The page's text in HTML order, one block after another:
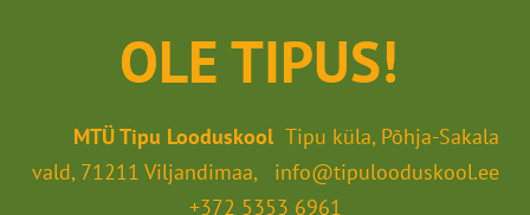
OLE TIPUS!
MTÜ Tipu Looduskool Tipu küla, Põhja-Sakala
vald, 71211 Viljandimaa, info@tipulooduskool.ee
+372 5353 6961